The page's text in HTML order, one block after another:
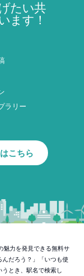
たい共
ます！
ラリー
こちら
魅力を発見できる無料サ
んだろう？」「いつも使
とき、駅名で検索し